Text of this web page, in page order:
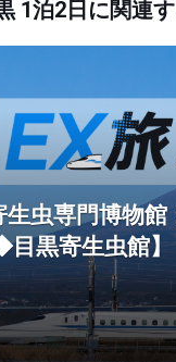
1泊2日に関連
虫専門博物
黒寄生虫館】